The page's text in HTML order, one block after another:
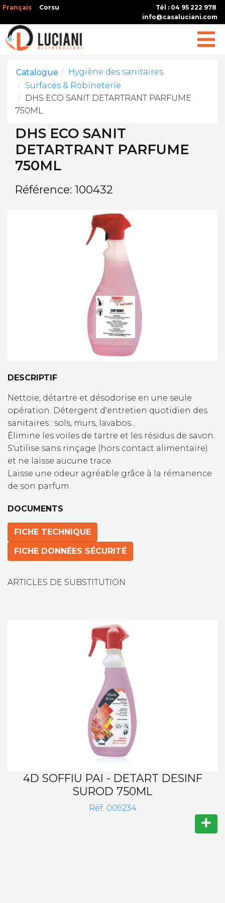
Français Corsu
Tél : 04 95 222 978
info@casaluciani.com
Catalogue
Hygiène des sanitaires
Surfaces & Robineterie
DHS ECO SANIT DETARTRANT PARFUME
750ML
DHS ECO SANIT
DETARTRANT PARFUME
750ML
Référence: 100432
DESCRIPTIF
Nettoie, détartre et désodorise en une seule
opération. Détergent d'entretien quotidien des
sanitaires : sols, murs, lavabos...
Élimine les voiles de tartre et les résidus de savon.
S'utilise sans rinçage (hors contact alimentaire)
et ne laisse aucune trace.
Laisse une odeur agréable grâce à la rémanence
de son parfum.
DOCUMENTS
FICHE TECHNIQUE
FICHE DONNÉES SÉCURITÉ
ARTICLES DE SUBSTITUTION
4D SOFFIU PAI - DETART DESINF
SUROD 750ML
Réf. 009234